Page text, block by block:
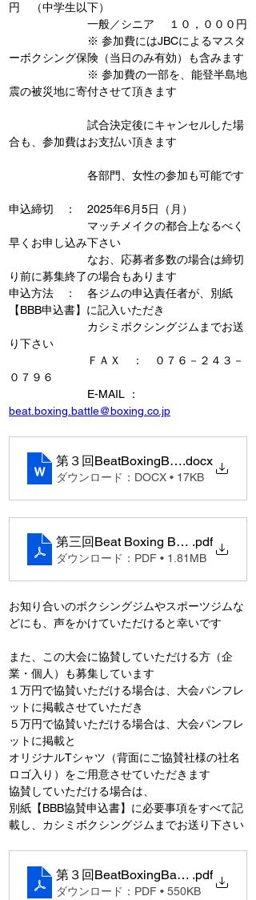
円　（中学生以下）
一般／シニア　 １０，０００円
※ 参加費にはJBCによるマスタ
ーボクシング保険（当日のみ有効）も含みます
※ 参加費の一部を、能登半島地
震の被災地に寄付させて頂きます
試合決定後にキャンセルした場
合も、参加費はお支払い頂きます
各部門、女性の参加も可能です
申込締切　：　2025年6月5日（月）
マッチメイクの都合上なるべく
早くお申し込み下さい
なお、応募者多数の場合は締切
り前に募集終了の場合もあります
申込方法　：　各ジムの申込責任者が、別紙
【BBB申込書】に記入いただき
カシミボクシングジムまでお送
り下さい
ＦＡＸ　：　０７６－２４３－
０７９６
E-MAIL ：
beat.boxing.battle@boxing.co.jp
第３回BeatBoxingBattle参加申込書
.docx
ダウンロード：DOCX • 17KB
第三回Beat Boxing Battle案内文
.pdf
ダウンロード：PDF • 1.81MB
お知り合いのボクシングジムやスポーツジムな
どにも、声をかけていただけると幸いです
また、この大会に協賛していただける方（企
業・個人）も募集しています
１万円で協賛いただける場合は、大会パンフレ
ットに掲載させていただき
５万円で協賛いただける場合は、大会パンフレ
ットに掲載と
オリジナルTシャツ（背面にご協賛社様の社名
ロゴ入り）をご用意させていただきます
協賛していただける場合は、
別紙【BBB協賛申込書】に必要事項をすべて記
載し、カシミボクシングジムまでお送り下さい
第３回BeatBoxingBattle協賛申込書
.pdf
ダウンロード：PDF • 550KB